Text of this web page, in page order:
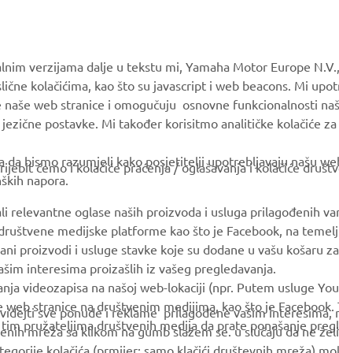
MyYamaha
Yamaha Motor Global
Parts Catalogue
Management of Waste
verzijama dalje u tekstu mi, Yamaha Motor Europe
kolačićima, kao što su javascript i web beacons. Mi
web stranice i omogučuju osnovne funkcionalnosti
postavke. Mi također korisitmo analitičke kolačiće
bismo razumjeli kako posjetitelji upotrebljavaju našu
napora.
ćemo i kolačiće praćenja / oglašavanja i kolačiće
relevantne oglase naših proizvoda i usluga prilagođenih
medijske platforme kao što je Facebook, na
proizvodi i usluge stavke koje su dodane u vašu košaru
interesima proizašlih iz vašeg pregledavanja.
videozapisa na našoj web-lokaciji (npr. Putem usluge
stranice na društvenim medijima, kao što je Facebook.
pružateljima društvenih medija da prate ponašanje
sve ponude i reklame prilagođene vašim interesima,
mreža sa klikom na gumb slažem se. u slučaju da ne
kolačića (prmijer: samo klačići društevnih mreža)